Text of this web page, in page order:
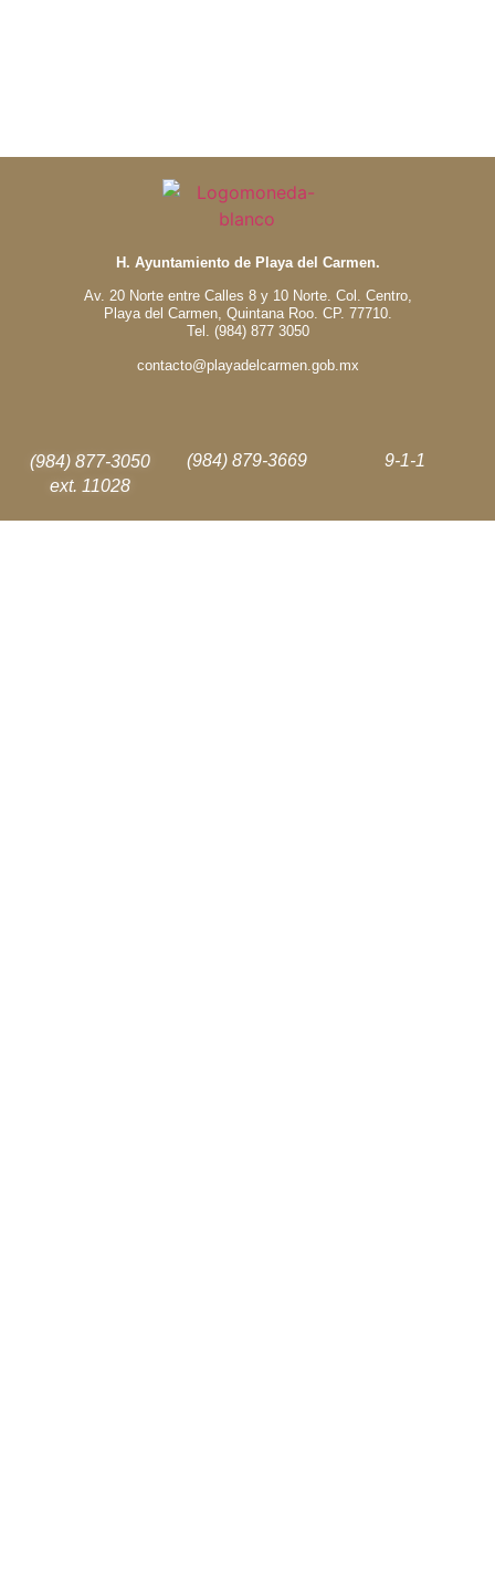
H. Ayuntamiento de Playa del Carmen.
Av. 20 Norte entre Calles 8 y 10 Norte. Col. Centro,
Playa del Carmen, Quintana Roo. CP. 77710.
Tel. (984) 877 3050
contacto@playadelcarmen.gob.mx
(984) 877-3050
ext. 11028
(984) 879-3669 9-1-1